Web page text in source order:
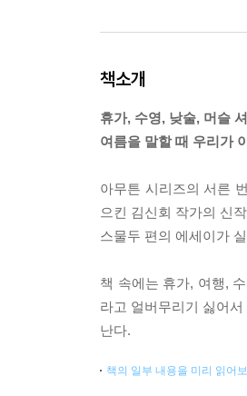
책소개
휴가, 수영, 낮술, 머슬
여름을 말할 때 우리가
아무튼 시리즈의 서른
으킨 김신회 작가의 신
스물두 편의 에세이가
책 속에는 휴가, 여행,
라고 얼버무리기 싫어
난다.
책의 일부 내용을 미리 읽어